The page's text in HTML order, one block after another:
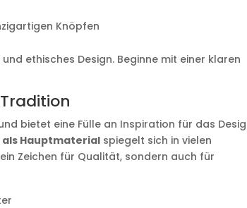
Knöpfen
ethisches Design. Beginne mit einer klaren
bietet eine Fülle an Inspiration für das
als Hauptmaterial spiegelt sich in vielen
Zeichen für Qualität, sondern auch für